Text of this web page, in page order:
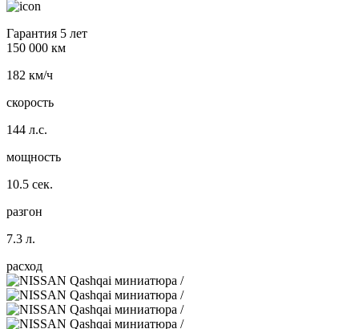
Гарантия 5 лет
150 000 км
182 км/ч
скорость
144 л.с.
мощность
10.5 сек.
разгон
7.3 л.
расход